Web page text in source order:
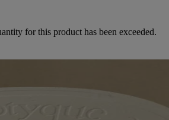
for this product has been exceeded.